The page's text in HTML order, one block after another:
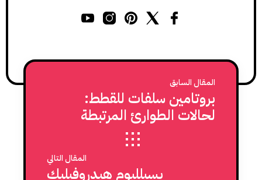
المقال السابق
بروتامين سلفات للقطط:
لحالات الطوارئ المرتبطة
باضطرابات النزيف
المقال التالي
بسيلليوم هيدروفيليك